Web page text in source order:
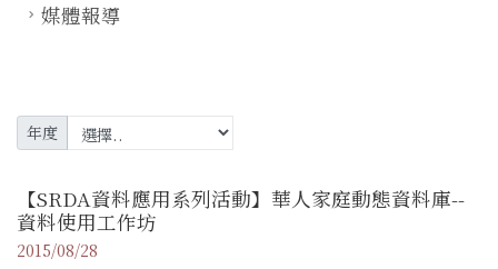
媒體報導
年度
【SRDA資料應用系列活動】華人家庭動態資料庫--
資料使用工作坊
2015/08/28